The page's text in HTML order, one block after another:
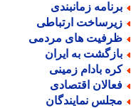
زمانبندی
ارتباطی
های مردمی
به ایران
بادام زمینی
اقتصادی
نمایندگان